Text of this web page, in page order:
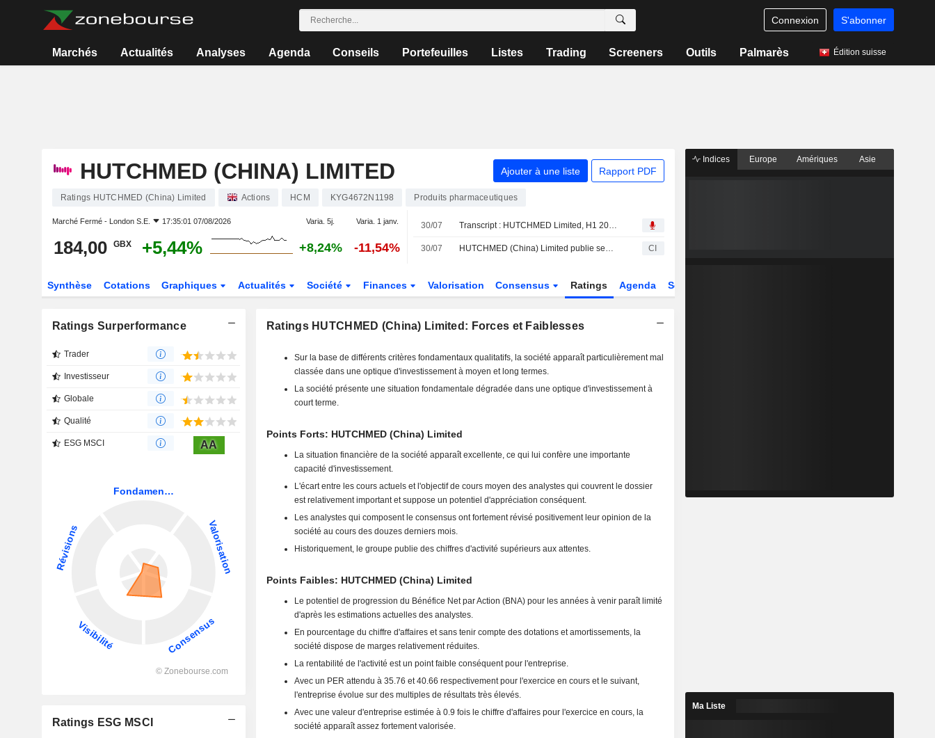
Connexion S'abonner
Marchés Actualités Analyses Agenda Conseils Portefeuilles Listes Trading Screeners Outils Palmarès Édition suisse
HUTCHMED (CHINA) LIMITED Ajouter à une liste Rapport PDF
Ratings HUTCHMED (China) Limited Actions HCM KYG4672N1198 Produits pharmaceutiques
Marché Fermé - London S.E. 17:35:01 07/08/2026 Varia. 5j. Varia. 1 janv.
184,00 GBX +5,44% +8,24% -11,54%
30/07 Transcript : HUTCHMED Limited, H1 2026 Earnings Call, Jul 30, 2026
30/07 HUTCHMED (China) Limited publie ses résultats pour le premier semestre clos le 30 juin 2026 CI
Synthèse Cotations Graphiques Actualités Société Finances Valorisation Consensus Ratings Agenda Secteur
Ratings Surperformance
Trader
Investisseur
Globale
Qualité
ESG MSCI AA
Ratings ESG MSCI
Ratings HUTCHMED (China) Limited: Forces et Faiblesses
Sur la base de différents critères fondamentaux qualitatifs, la société apparaît particulièrement mal
classée dans une optique d'investissement à moyen et long termes.
La société présente une situation fondamentale dégradée dans une optique d'investissement à
court terme.
Points Forts: HUTCHMED (China) Limited
La situation financière de la société apparaît excellente, ce qui lui confère une importante
capacité d'investissement.
L'écart entre les cours actuels et l'objectif de cours moyen des analystes qui couvrent le dossier
est relativement important et suppose un potentiel d'appréciation conséquent.
Les analystes qui composent le consensus ont fortement révisé positivement leur opinion de la
société au cours des douzes derniers mois.
Historiquement, le groupe publie des chiffres d'activité supérieurs aux attentes.
Points Faibles: HUTCHMED (China) Limited
Le potentiel de progression du Bénéfice Net par Action (BNA) pour les années à venir paraît limité
d'après les estimations actuelles des analystes.
En pourcentage du chiffre d'affaires et sans tenir compte des dotations et amortissements, la
société dispose de marges relativement réduites.
La rentabilité de l'activité est un point faible conséquent pour l'entreprise.
Avec un PER attendu à 35.76 et 40.66 respectivement pour l'exercice en cours et le suivant,
l'entreprise évolue sur des multiples de résultats très élevés.
Avec une valeur d'entreprise estimée à 0.9 fois le chiffre d'affaires pour l'exercice en cours, la
société apparaît assez fortement valorisée.
Indices Europe Amériques Asie
Ma Liste